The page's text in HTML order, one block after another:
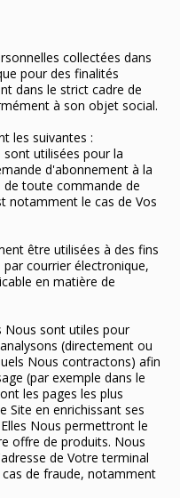
collectées dans
pour des finalités
dans le strict cadre de
à son objet social.
les suivantes :
utilisées pour la
d'abonnement à la
de toute commande de
notamment le cas de Vos
être utilisées à des fins
courrier électronique,
en matière de
sont utiles pour
(directement ou
Nous contractons) afin
(par exemple dans le
les pages les plus
Site en enrichissant ses
Nous permettront le
offre de produits. Nous
de Votre terminal
de fraude, notamment